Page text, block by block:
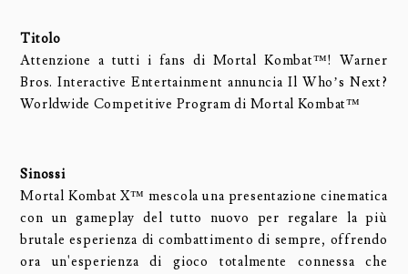
Titolo
Attenzione a tutti i fans di Mortal Kombat™! Warner
Bros. Interactive Entertainment annuncia Il Who’s Next?
Worldwide Competitive Program di Mortal Kombat™
Sinossi
Mortal Kombat X™ mescola una presentazione cinematica
con un gameplay del tutto nuovo per regalare la più
brutale esperienza di combattimento di sempre, offrendo
ora un'esperienza di gioco totalmente connessa che